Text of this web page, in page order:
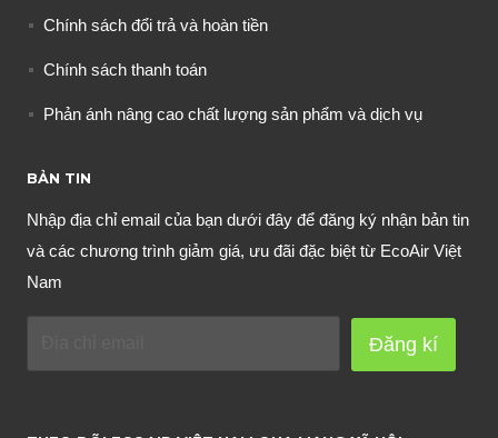
Chính sách đổi trả và hoàn tiền
Chính sách thanh toán
Phản ánh nâng cao chất lượng sản phẩm và dịch vụ
BẢN TIN
Nhập địa chỉ email của bạn dưới đây để đăng ký nhận bản tin
và các chương trình giảm giá, ưu đãi đặc biệt từ EcoAir Việt
Nam
Đăng kí